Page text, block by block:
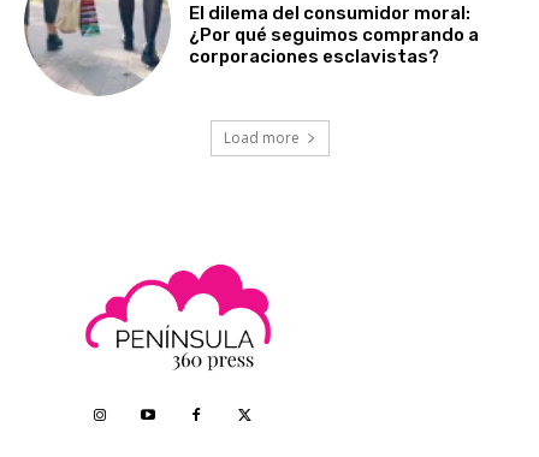
El dilema del consumidor moral:
¿Por qué seguimos comprando a
corporaciones esclavistas?
Load more